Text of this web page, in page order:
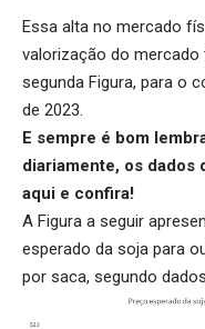
Essa alta no mercado
valorização do
segunda Figura, para o
de 2023.
E sempre é bom
diariamente, os dados
aqui e confira!
A Figura a seguir
esperado da soja para
por saca, segundo